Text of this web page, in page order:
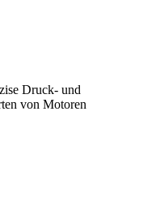
Druck- und
von Motoren